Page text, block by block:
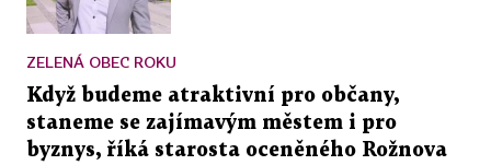
ZELENÁ OBEC ROKU
Když budeme atraktivní pro občany,
staneme se zajímavým městem i pro
byznys, říká starosta oceněného Rožnova